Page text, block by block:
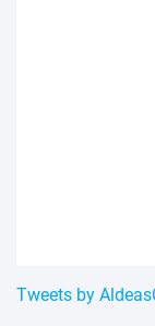
Tweets by